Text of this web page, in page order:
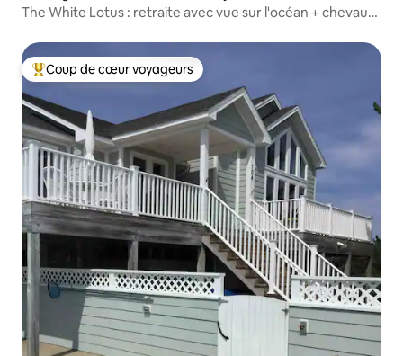
The White Lotus : retraite avec vue sur l'océan + chevaux
Coups de cœur voyageurs les plus appréciés
Coup de cœur voyageurs